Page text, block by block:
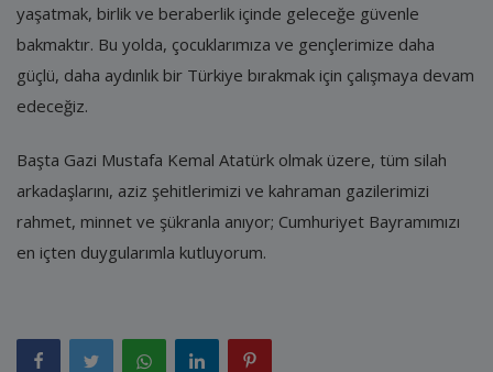
yaşatmak, birlik ve beraberlik içinde geleceğe güvenle
bakmaktır. Bu yolda, çocuklarımıza ve gençlerimize daha
güçlü, daha aydınlık bir Türkiye bırakmak için çalışmaya devam
edeceğiz.
Başta Gazi Mustafa Kemal Atatürk olmak üzere, tüm silah
arkadaşlarını, aziz şehitlerimizi ve kahraman gazilerimizi
rahmet, minnet ve şükranla anıyor; Cumhuriyet Bayramımızı
en içten duygularımla kutluyorum.